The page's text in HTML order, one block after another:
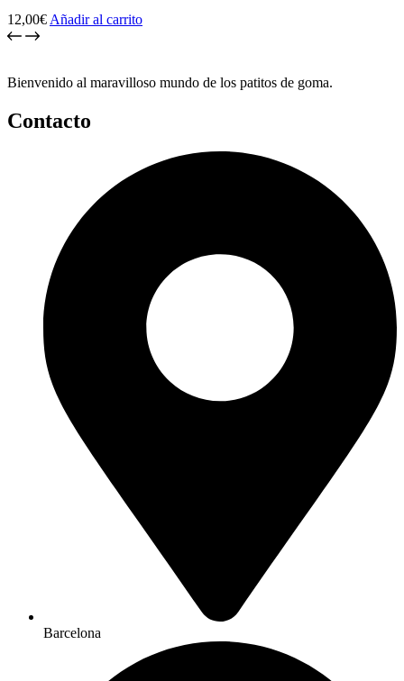
12,00€ Añadir al carrito
Bienvenido al maravilloso mundo de los patitos de goma.
Contacto
Barcelona